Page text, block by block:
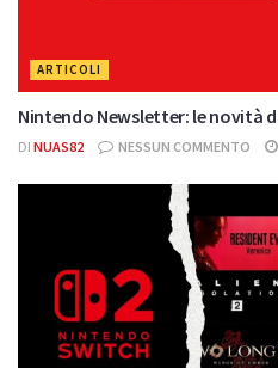
ARTICOLI
Nintendo Newsletter: le novità
DI NUAS82 NESSUN COMMENTO